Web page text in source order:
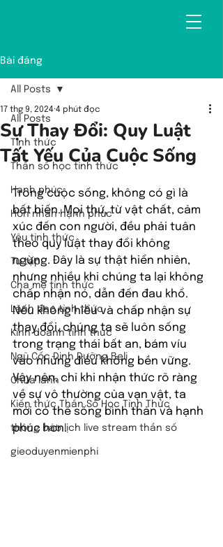
Bài đăng
All Posts
Tỉnh thức
Thần số học tỉnh thức
Hạnh phúc
Hôn nhân hạnh phúc
Yêu tỉnh thức
Tu tập
Cha mẹ tỉnh thức
Lãnh đạo tỉnh thức
Kinh doanh tỉnh thức
Ngũ Cốc Dinh Dưỡng Beli
Chữa lành
Kiến thức Thần Số Học Tỉnh Thức
thông báo lịch live stream thần số
gieoduyenmienphi
All Posts
Sự Thay Đổi: Quy Luật
Tất Yếu Của Cuộc Sống
17 thg 9, 2024 4 phút đọc
Trong cuộc sống, không có gì là
bất biến. Mọi thứ, từ vật chất, cảm
xúc đến con người, đều phải tuân
theo quy luật thay đổi không
ngừng. Đây là sự thật hiển nhiên,
nhưng nhiều khi chúng ta lại không
chấp nhận nó, dẫn đến đau khổ.
Nếu không hiểu và chấp nhận sự
thay đổi, chúng ta sẽ luôn sống
trong trạng thái bất an, bám víu
vào những điều không bền vững.
Vậy nên, chỉ khi nhận thức rõ ràng
về sự vô thường của vạn vật, ta
mới có thể sống bình thản và hạnh
phúc hơn.